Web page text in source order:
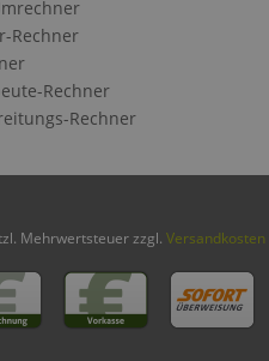
Rechner
Rechner
Rechner
Mehrwertsteuer zzgl. Versandkosten